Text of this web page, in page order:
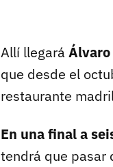
Allí llegará Álvaro
que desde el
restaurante
En una final a
tendrá que pasar